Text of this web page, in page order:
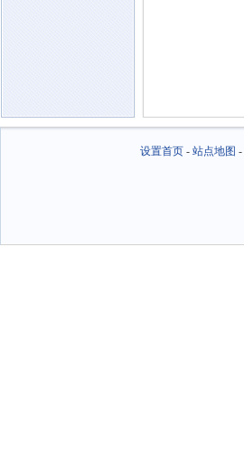
设置首页- 站点地图 -